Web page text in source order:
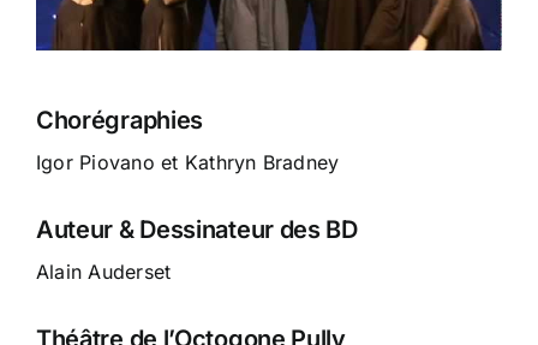
Chorégraphies
Igor Piovano et Kathryn Bradney
Auteur & Dessinateur des BD
Alain Auderset